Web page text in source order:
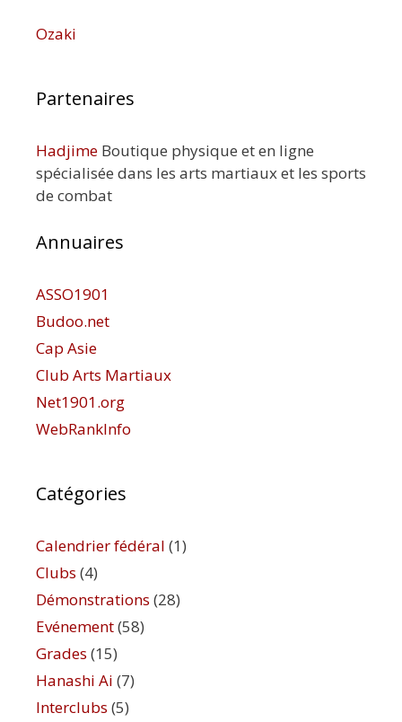
Ozaki
Partenaires
Hadjime Boutique physique et en ligne
spécialisée dans les arts martiaux et les sports
de combat
Annuaires
ASSO1901
Budoo.net
Cap Asie
Club Arts Martiaux
Net1901.org
WebRankInfo
Catégories
Calendrier fédéral (1)
Clubs (4)
Démonstrations (28)
Evénement(58)
Grades (15)
Hanashi Ai (7)
Interclubs (5)